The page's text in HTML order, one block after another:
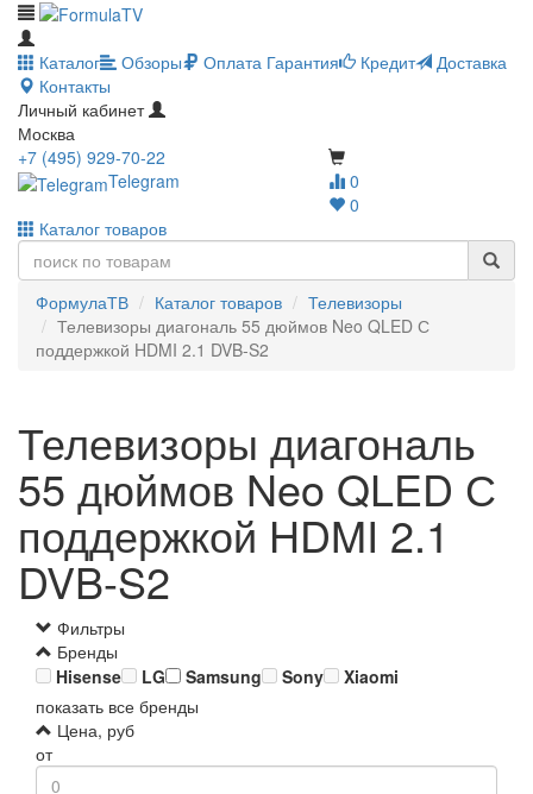
Каталог Обзоры Оплата Гарантия Кредит
Доставка
Контакты
Личный кабинет
Москва
0
0
+7 (495) 929-70-22
Telegram
Каталог товаров
ФормулаТВ Каталог товаров
Телевизоры
Телевизоры диагональ 55 дюймов Neo QLED С
поддержкой HDMI 2.1 DVB-S2
Телевизоры диагональ
55 дюймов Neo QLED С
поддержкой HDMI 2.1
DVB-S2
Фильтры
Бренды
Hisense
LG Samsung Sony
Xiaomi
показать все бренды
Цена, руб
от